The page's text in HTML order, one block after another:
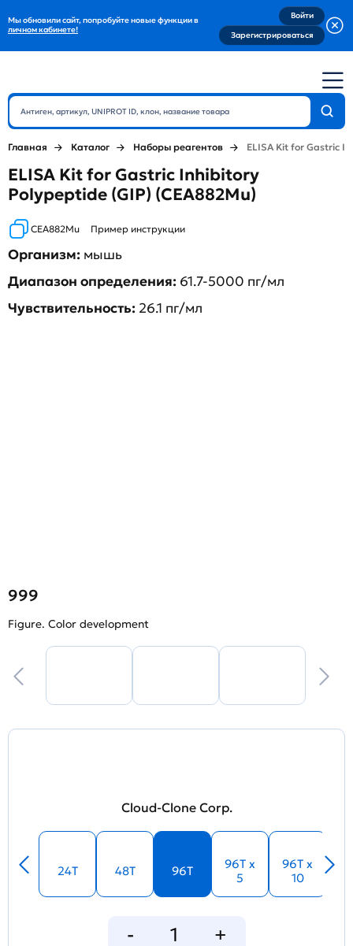
Мы обновили сайт, попробуйте новые функции в
личном кабинете!
Войти
Зарегистрироваться
Главная Каталог Наборы реагентов ELISA Kit for Gastric
ELISA Kit for Gastric Inhibitory
Polypeptide (GIP) (CEA882Mu)
CEA882Mu Пример инструкции
Организм: мышь
Диапазон определения: 61.7-5000 пг/мл
Чувствительность: 26.1 пг/мл
999
Figure. Color development
Cloud-Clone Corp.
24T 48T 96T
96T x
5
96T x
10